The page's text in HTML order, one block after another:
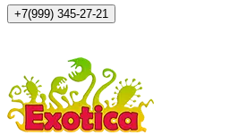
+7(999) 345-27-21